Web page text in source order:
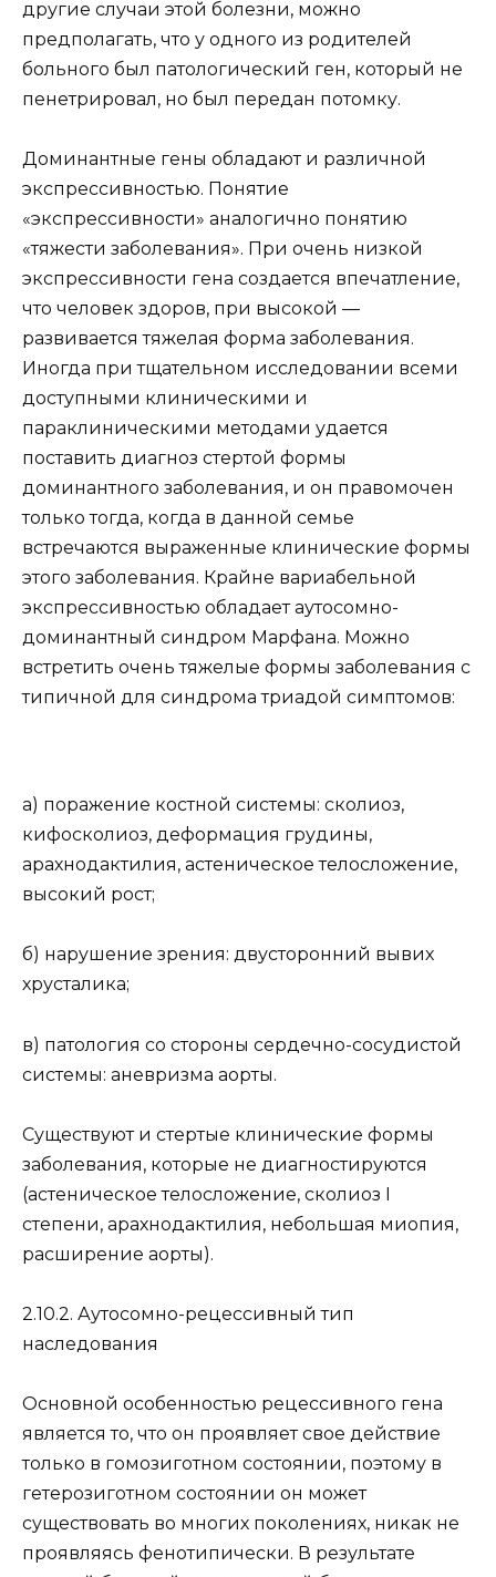
другие случаи этой болезни, можно
предполагать, что у одного из родителей
больного был патологический ген, который не
пенетрировал, но был передан потомку.
Доминантные гены обладают и различной
экспрессивностью. Понятие
«экспрессивности» аналогично понятию
«тяжести заболевания». При очень низкой
экспрессивности гена создается впечатление,
что человек здоров, при высокой —
развивается тяжелая форма заболевания.
Иногда при тщательном исследовании всеми
доступными клиническими и
параклиническими методами удается
поставить диагноз стертой формы
доминантного заболевания, и он правомочен
только тогда, когда в данной семье
встречаются выраженные клинические формы
этого заболевания. Крайне вариабельной
экспрессивностью обладает аутосомно-
доминантный синдром Марфана. Можно
встретить очень тяжелые формы заболевания с
типичной для синдрома триадой симптомов:
а) поражение костной системы: сколиоз,
кифосколиоз, деформация грудины,
арахнодактилия, астеническое телосложение,
высокий рост;
б) нарушение зрения: двусторонний вывих
хрусталика;
в) патология со стороны сердечно-сосудистой
системы: аневризма аорты.
Существуют и стертые клинические формы
заболевания, которые не диагностируются
(астеническое телосложение, сколиоз I
степени, арахнодактилия, небольшая миопия,
расширение аорты).
2.10.2. Аутосомно-рецессивный тип
наследования
Основной особенностью рецессивного гена
является то, что он проявляет свое действие
только в гомозиготном состоянии, поэтому в
гетерозиготном состоянии он может
существовать во многих поколениях, никак не
проявляясь фенотипически. В результате